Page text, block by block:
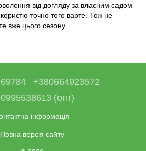
від догляду за власним садом
точно того варте. Тож не
вже цього сезону.
+380664923572
(опт)
інформація
Повна версія сайту